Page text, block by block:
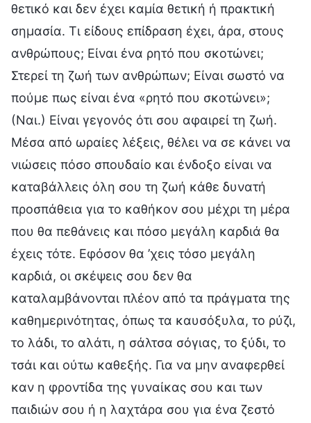
θετικό και δεν έχει καμία θετική ή πρακτική
σημασία. Τι είδους επίδραση έχει, άρα, στους
ανθρώπους; Είναι ένα ρητό που σκοτώνει;
Στερεί τη ζωή των ανθρώπων; Είναι σωστό να
πούμε πως είναι ένα «ρητό που σκοτώνει»;
(Ναι.) Είναι γεγονός ότι σου αφαιρεί τη ζωή.
Μέσα από ωραίες λέξεις, θέλει να σε κάνει να
νιώσεις πόσο σπουδαίο και ένδοξο είναι να
καταβάλλεις όλη σου τη ζωή κάθε δυνατή
προσπάθεια για το καθήκον σου μέχρι τη μέρα
που θα πεθάνεις και πόσο μεγάλη καρδιά θα
έχεις τότε. Εφόσον θα ’χεις τόσο μεγάλη
καρδιά, οι σκέψεις σου δεν θα
καταλαμβάνονται πλέον από τα πράγματα της
καθημερινότητας, όπως τα καυσόξυλα, το ρύζι,
το λάδι, το αλάτι, η σάλτσα σόγιας, το ξύδι, το
τσάι και ούτω καθεξής. Για να μην αναφερθεί
καν η φροντίδα της γυναίκας σου και των
παιδιών σου ή η λαχτάρα σου για ένα ζεστό